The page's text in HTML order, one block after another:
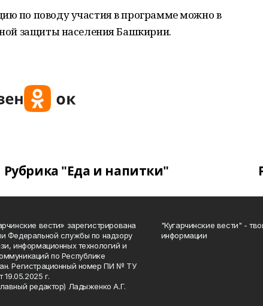
по поводу участия в программе можно в
защиты населения Башкирии.
Рубрика "Еда и напитки"
вести» зарегистрирована
Федеральной службы по надзору
информационных технологий и
по Республике
Регистрационный номер ПИ № ТУ
19.05.2025 г.
редактор) Ладыженко А.Г.
"Кугарчинские вести" -
информации